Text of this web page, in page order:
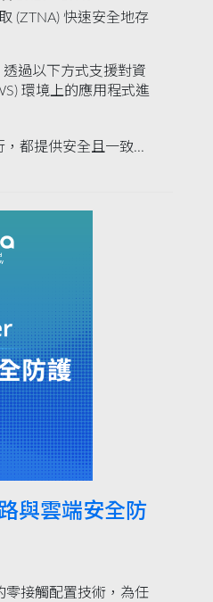
(ZTNA) 快速安全地存
透過以下方式支援對資
環境上的應用程式進
都提供安全且一致...
與雲端安全防
零接觸配置技術，為任